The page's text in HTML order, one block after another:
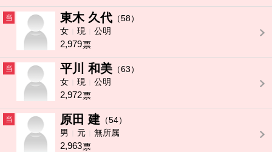
当 東木 久代 （58）
女
現 公明
2,979票
当 平川 和美 （63）
女
現 公明
2,972票
当 原田 建 （54）
男
元 無所属
2,963票